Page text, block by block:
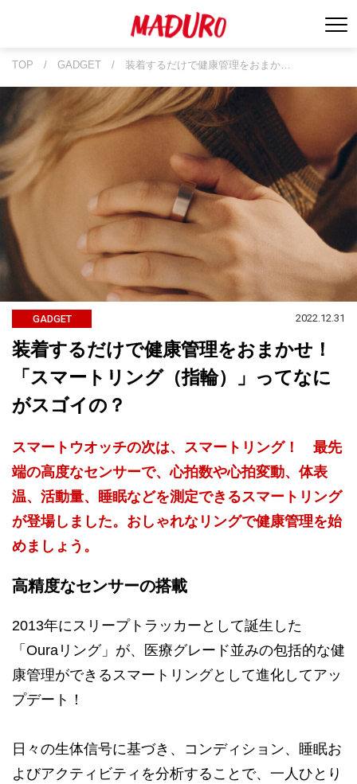
TOP / GADGET / 装着するだけで健康管理をおまか…
GADGET 2022.12.31
装着するだけで健康管理をおまかせ！
「スマートリング（指輪）」ってなに
がスゴイの？
スマートウオッチの次は、スマートリング！ 最先
端の高度なセンサーで、心拍数や心拍変動、体表
温、活動量、睡眠などを測定できるスマートリング
が登場しました。おしゃれなリングで健康管理を始
めましょう。
高精度なセンサーの搭載
2013年にスリープトラッカーとして誕生した
「Ouraリング」が、医療グレード並みの包括的な健
康管理ができるスマートリングとして進化してアッ
プデート！
日々の生体信号に基づき、コンディション、睡眠お
よびアクティビティを分析することで、一人ひとり